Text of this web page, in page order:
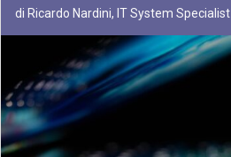
di Ricardo Nardini, IT System Specialist